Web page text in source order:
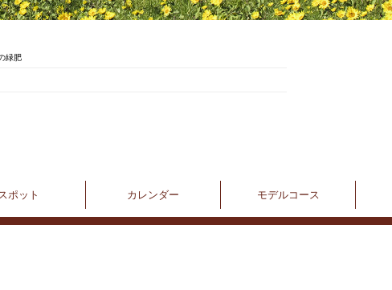
緑肥
スポット カレンダー モデルコース